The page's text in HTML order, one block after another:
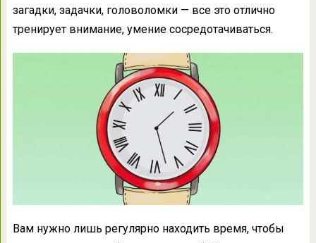
загадки, задачки, головоломки — все это отлично
тренирует внимание, умение сосредотачиваться.
Вам нужно лишь регулярно находить время, чтобы